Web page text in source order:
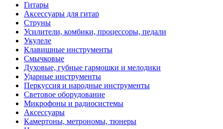
Гитары
Аксессуары для гитар
Струны
Усилители, комбики, процессоры, педали
Укулеле
Клавишные инструменты
Смычковые
Духовые, губные гармошки и мелодики
Ударные инструменты
Перкуссия и народные инструменты
Световое оборудование
Микрофоны и радиосистемы
Аксессуары
Камертоны, метрономы, тюнеры